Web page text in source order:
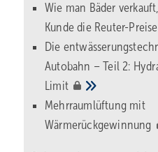
Wie man Bäder
Kunde die Reuter-Preise
Die
Autobahn – Teil 2:
Limit
Mehrraumlüftung mit
Wärmerückgewinnung